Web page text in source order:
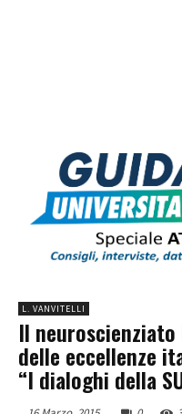
L. VANVITELLI
Il
delle eccellenze
“I dialoghi della